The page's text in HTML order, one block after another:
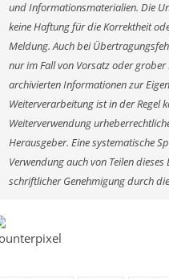
und Informationsmaterialien. Die
keine Haftung für die Korrektheit
Meldung. Auch bei
nur im Fall von Vorsatz oder
archivierten Informationen zur
Weiterverarbeitung ist in der Regel
Weiterverwendung
Herausgeber. Eine systematische
Verwendung auch von Teilen
schriftlicher Genehmigung durch